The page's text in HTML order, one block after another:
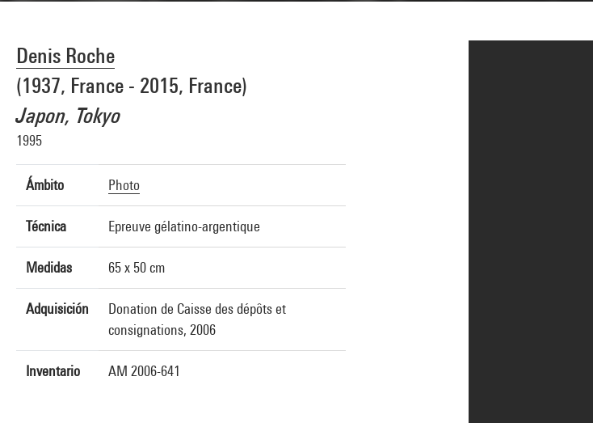
Denis Roche
(1937, France - 2015, France)
Japon, Tokyo
1995
Ámbito Photo
Técnica Epreuve gélatino-argentique
Medidas 65 x 50 cm
Adquisición
Donation de Caisse des dépôts et
consignations, 2006
Inventario AM 2006-641